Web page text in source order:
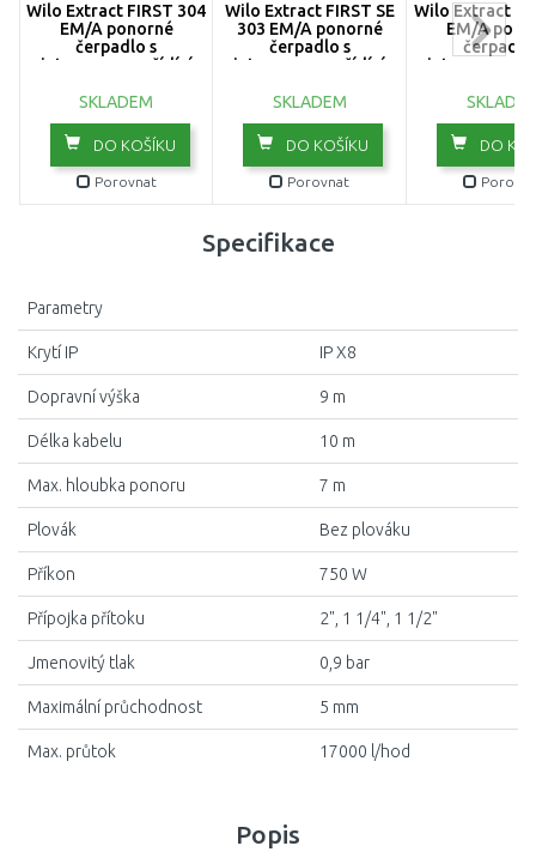
Wilo Extract FIRST 304
EM/A ponorné
čerpadlo s
integrovanou řídící
SKLADEM
DO KOŠÍKU
Porovnat
Wilo Extract FIRST SE
303 EM/A ponorné
čerpadlo s
integrovanou řídící
SKLADEM
DO KOŠÍKU
Porovnat
Wilo Extract
EM/A
čerpadlo
DO
Popis
Specifikace
Parametry
Krytí IP IP X8
Dopravní výška 9 m
Délka kabelu 10 m
Max. hloubka ponoru 7 m
Plovák Bez plováku
Příkon 750 W
Přípojka přítoku 2", 1 1/4", 1 1/2"
Jmenovitý tlak 0,9 bar
Maximální průchodnost 5 mm
Max. průtok 17000 l/hod